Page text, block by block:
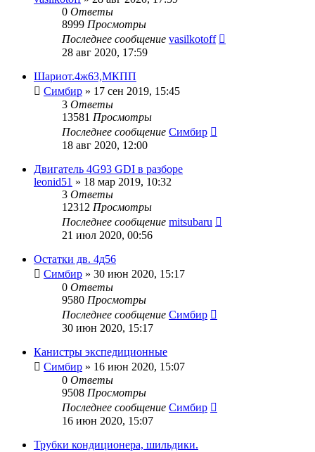
0 Ответы
8999 Просмотры
Последнее сообщение vasilkotoff
28 авг 2020, 17:59
Шариот.4ж63,МКПП
Симбир » 17 сен 2019, 15:45
3 Ответы
13581 Просмотры
Последнее сообщение Симбир
18 авг 2020, 12:00
Двигатель 4G93 GDI в разборе
leonid51 » 18 мар 2019, 10:32
3 Ответы
12312 Просмотры
Последнее сообщение mitsubaru
21 июл 2020, 00:56
Остатки дв. 4д56
Симбир » 30 июн 2020, 15:17
0 Ответы
9580 Просмотры
Последнее сообщение Симбир
30 июн 2020, 15:17
Канистры экспедиционные
Симбир » 16 июн 2020, 15:07
0 Ответы
9508 Просмотры
Последнее сообщение Симбир
16 июн 2020, 15:07
Трубки кондиционера, шильдики.